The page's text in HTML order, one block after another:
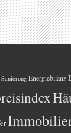
Energiebilanz